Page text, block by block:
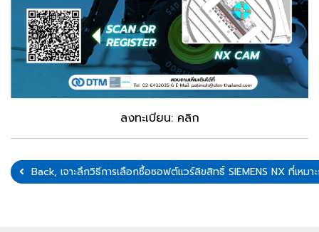
ลงทะเบียน: คลิก
Back, เจาะลึกวิธีการเลือกซื้อซอฟต์แวร์ลิขสิทธิ์ SIEMENS NX ที่เหม